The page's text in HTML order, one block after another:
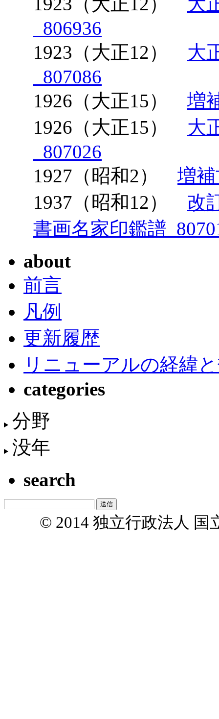
_806936
1923（大正12） 大
_807086
1926（大正15） 増
1926（大正15） 大
_807026
1927（昭和2） 増
1937（昭和12） 改
書画名家印鑑譜
about
前言
凡例
更新履歴
リニューアルの経緯
categories
分野
没年
search
© 2014 独立行政法人 国